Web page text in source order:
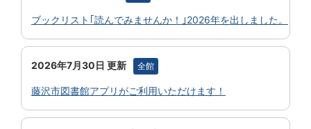
ブックリスト｢読んでみませんか！｣2026年を出しました。
2026年7月30日 更新 全館
藤沢市図書館アプリがご利用いただけます！